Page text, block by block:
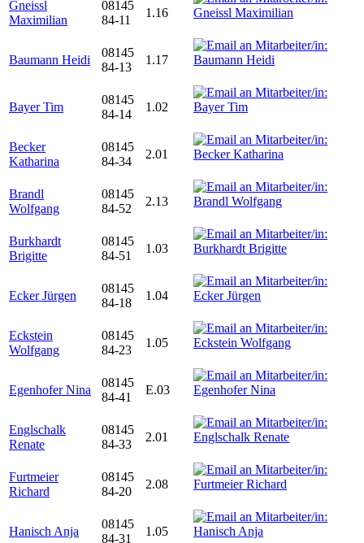
Gneissl
Maximilian
08145
84-11
1.16
Baumann Heidi
08145
84-13
1.17
Bayer Tim
08145
84-14
1.02
Becker
Katharina
08145
84-34
2.01
Brandl
Wolfgang
08145
84-52
2.13
Burkhardt
Brigitte
08145
84-51
1.03
Ecker Jürgen
08145
84-18
1.04
Eckstein
Wolfgang
08145
84-23
1.05
Egenhofer Nina
08145
84-41
E.03
Englschalk
Renate
08145
84-33
2.01
Furtmeier
Richard
08145
84-20
2.08
Hanisch Anja
08145
84-31
1.05